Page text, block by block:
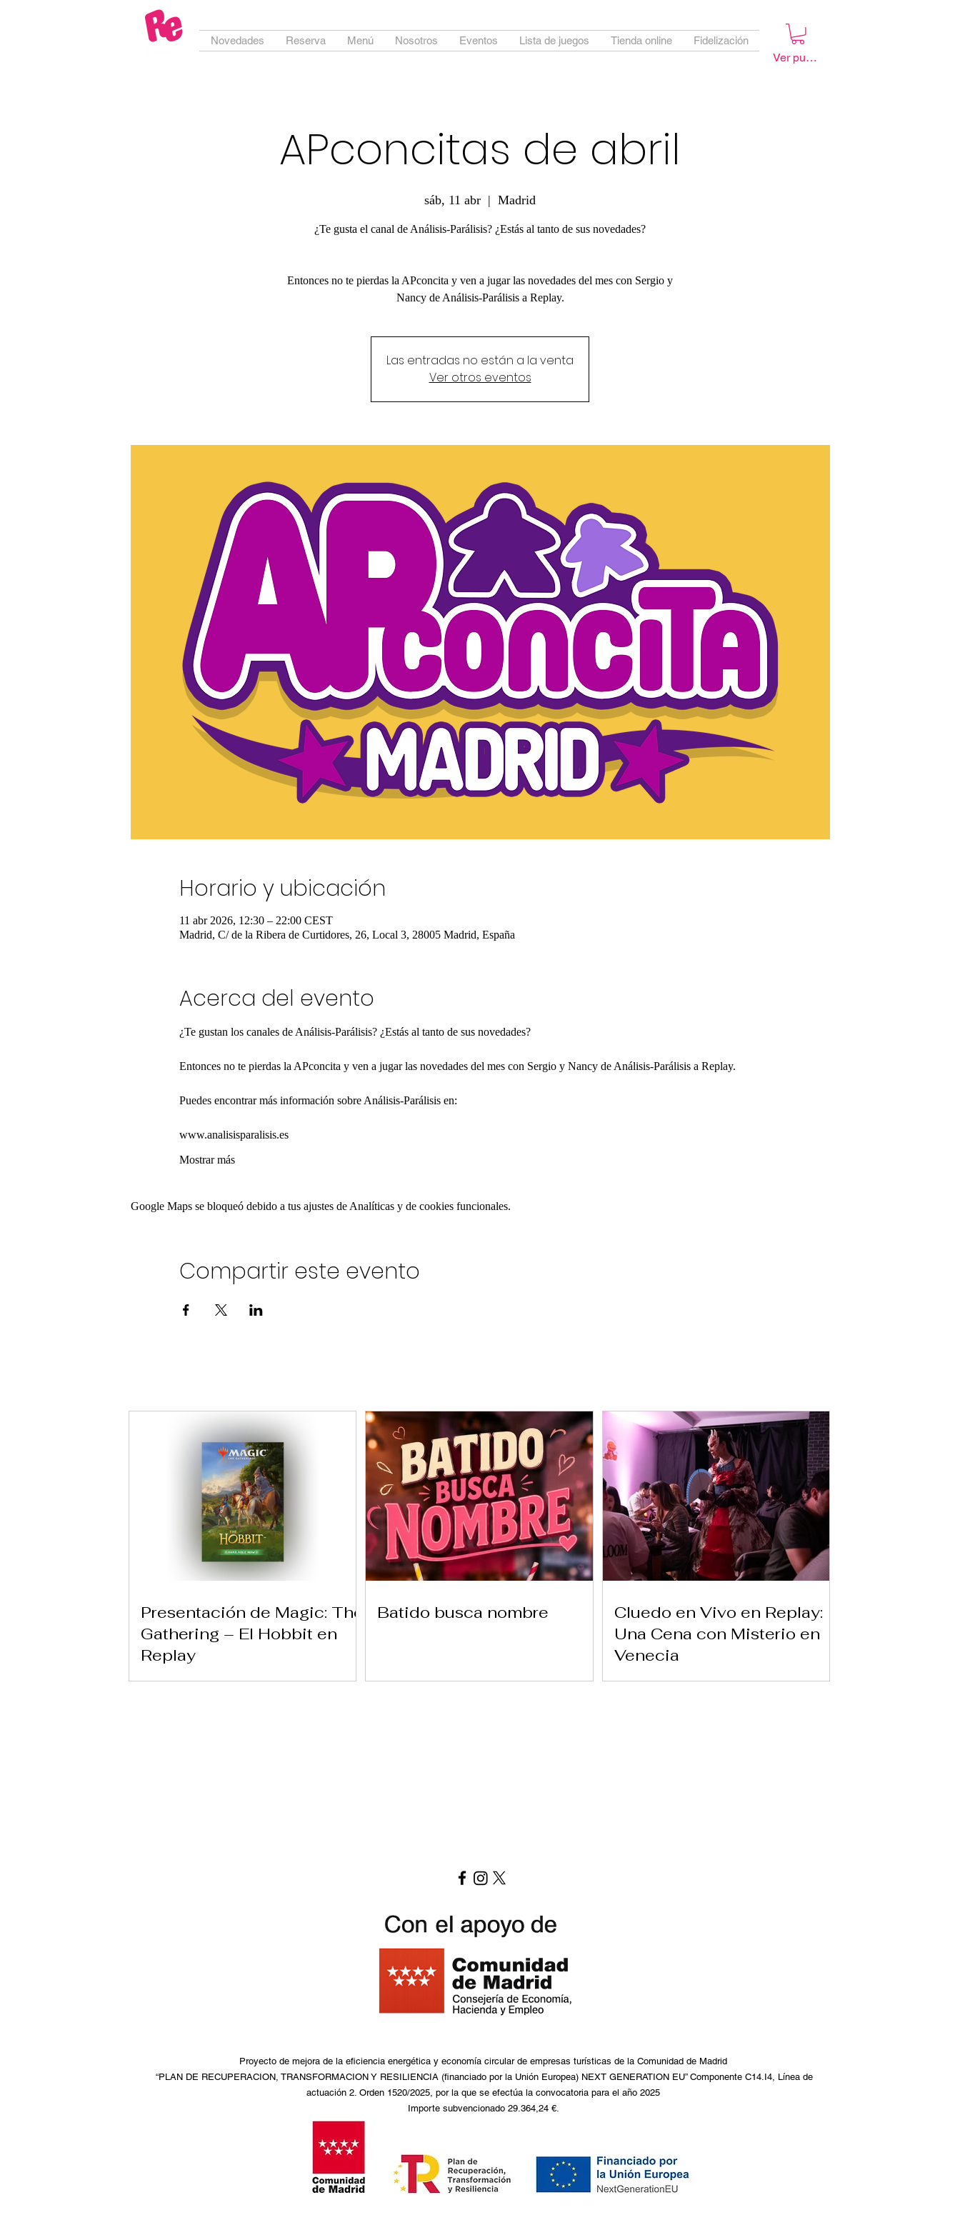
Novedades Reserva Menú Nosotros Eventos Lista de juegos Tienda online Fidelización
Ver puntos
APconcitas de abril
sáb, 11 abr
  |
Madrid
¿Te gusta el canal de Análisis-Parálisis? ¿Estás al tanto de sus novedades?
Entonces no te pierdas la APconcita y ven a jugar las novedades del mes con Sergio y
Nancy de Análisis-Parálisis a Replay.
Las entradas no están a la venta
Ver otros eventos
Horario y ubicación
11 abr 2026, 12:30 – 22:00 CEST
Madrid, C/ de la Ribera de Curtidores, 26, Local 3, 28005 Madrid, España
Acerca del evento
¿Te gustan los canales de Análisis-Parálisis? ¿Estás al tanto de sus novedades?
Entonces no te pierdas la APconcita y ven a jugar las novedades del mes con Sergio y Nancy de Análisis-Parálisis a Replay.
Puedes encontrar más información sobre Análisis-Parálisis en:
www.analisisparalisis.es
Mostrar más
Google Maps se bloqueó debido a tus ajustes de Analíticas y de cookies funcionales.
Compartir este evento
Presentación de Magic: The
Gathering – El Hobbit en
Replay
Batido busca nombre
Cluedo en Vivo en Replay:
Una Cena con Misterio en
Venecia
Proyecto de mejora de la eficiencia energética y economía circular de empresas turísticas de la Comunidad de Madrid
“PLAN DE RECUPERACION, TRANSFORMACION Y RESILIENCIA (financiado por la Unión Europea) NEXT GENERATION EU” Componente C14.I4, Línea de
actuación 2. Orden 1520/2025, por la que se efectúa la convocatoria para el año 2025
Importe subvencionado 29.364,24 €.